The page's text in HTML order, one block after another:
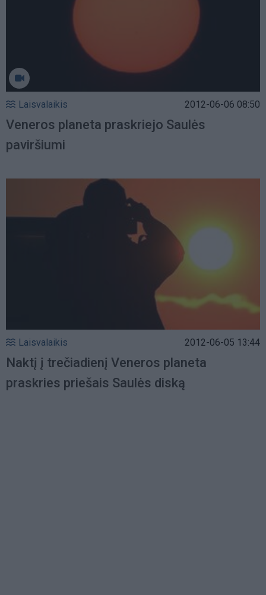
Laisvalaikis 2012-06-06 08:50
Veneros planeta praskriejo Saulės
paviršiumi
Laisvalaikis 2012-06-05 13:44
Naktį į trečiadienį Veneros planeta
praskries priešais Saulės diską